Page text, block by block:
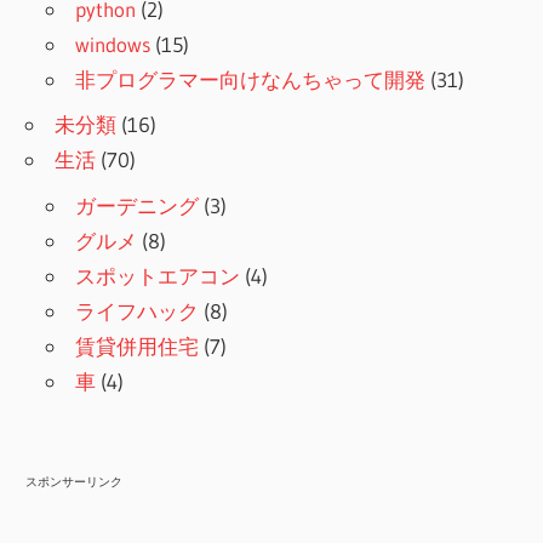
python (2)
windows (15)
非プログラマー向けなんちゃって開発 (31)
未分類 (16)
生活 (70)
ガーデニング(3)
グルメ (8)
スポットエアコン (4)
ライフハック (8)
賃貸併用住宅 (7)
車 (4)
スポンサーリンク